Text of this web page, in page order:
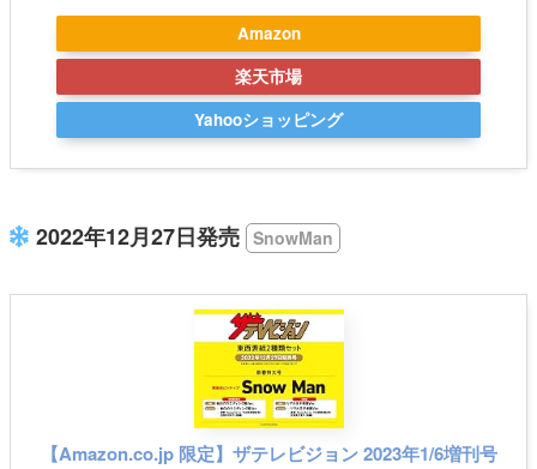
Amazon
楽天市場
Yahooショッピング
2022年12月27日発売 SnowMan
【Amazon.co.jp 限定】ザテレビジョン 2023年1/6増刊号